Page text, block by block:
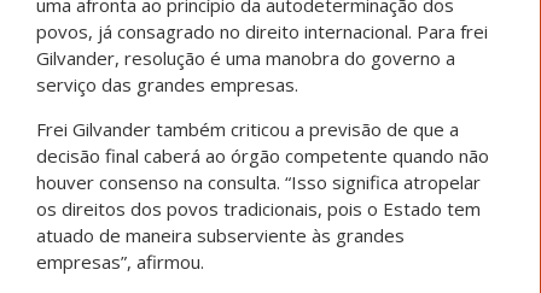
uma afronta ao princípio da autodeterminação dos
povos, já consagrado no direito internacional. Para frei
Gilvander, resolução é uma manobra do governo a
serviço das grandes empresas.
Frei Gilvander também criticou a previsão de que a
decisão final caberá ao órgão competente quando não
houver consenso na consulta. “Isso significa atropelar
os direitos dos povos tradicionais, pois o Estado tem
atuado de maneira subserviente às grandes
empresas”, afirmou.